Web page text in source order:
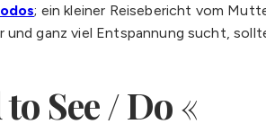
; ein kleiner Reisebericht vom
ganz viel Entspannung sucht,
to See / Do«